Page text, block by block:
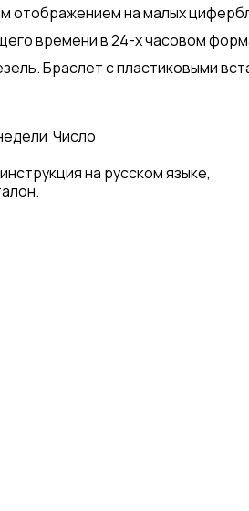
отображением на малых
времени в 24-х часовом
Браслет с пластиковыми
Число
на русском языке,